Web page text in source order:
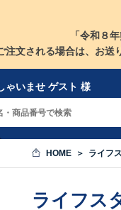
「令和８
注文される場合は、お送
ゃいませ ゲスト 様
HOME ライフ
ライフス